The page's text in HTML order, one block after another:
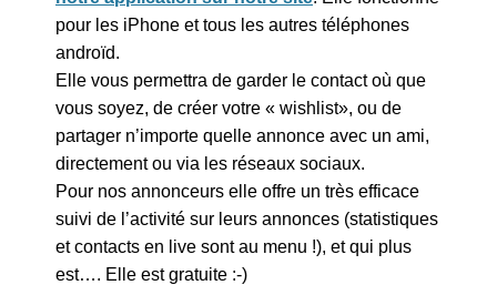
pour les iPhone et tous les autres téléphones
androïd.
Elle vous permettra de garder le contact où que
vous soyez, de créer votre « wishlist», ou de
partager n’importe quelle annonce avec un ami,
directement ou via les réseaux sociaux.
Pour nos annonceurs elle offre un très efficace
suivi de l’activité sur leurs annonces (statistiques
et contacts en live sont au menu !), et qui plus
est…. Elle est gratuite :-)